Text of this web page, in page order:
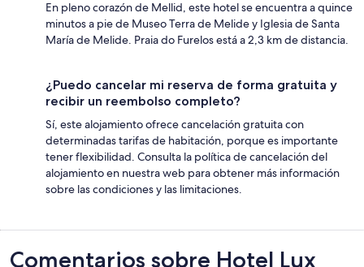
En pleno corazón de Mellid, este hotel se encuentra a quince
minutos a pie de Museo Terra de Melide y Iglesia de Santa
María de Melide. Praia do Furelos está a 2,3 km de distancia.
¿Puedo cancelar mi reserva de forma gratuita y
recibir un reembolso completo?
Sí, este alojamiento ofrece cancelación gratuita con
determinadas tarifas de habitación, porque es importante
tener flexibilidad. Consulta la política de cancelación del
alojamiento en nuestra web para obtener más información
sobre las condiciones y las limitaciones.
Comentarios
Comentarios sobre Hotel Lux